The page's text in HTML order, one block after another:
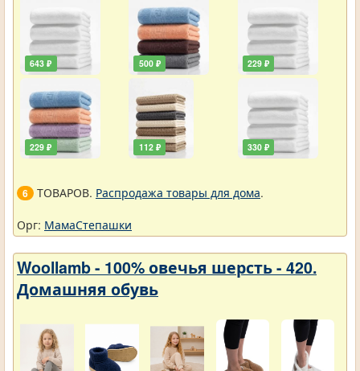
643 ₽
229 ₽
500 ₽
112 ₽
229 ₽
330 ₽
6 ТОВАРОВ. Распродажа товары для дома.
Орг: МамаСтепашки
Woollamb - 100% овечья шерсть - 420.
Домашняя обувь